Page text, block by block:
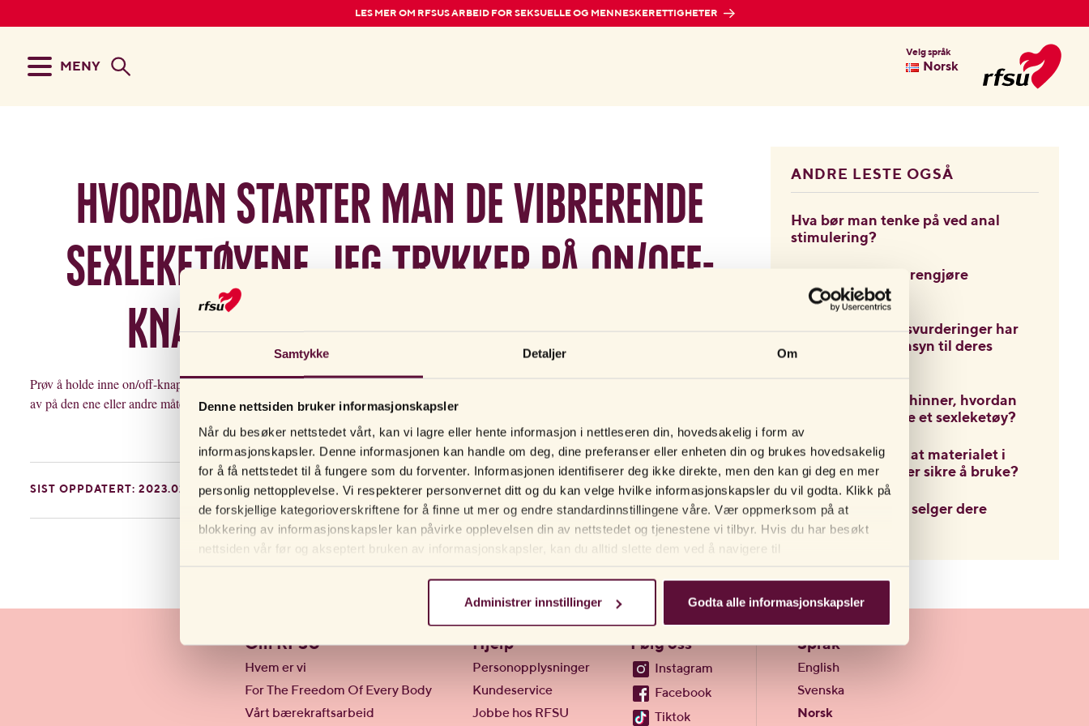
Samtykke Detaljer Om
Denne nettsiden bruker informasjonskapsler
Når du besøker nettstedet vårt, kan vi lagre eller hente informasjon i nettleseren din, hovedsakelig i form av
informasjonskapsler. Denne informasjonen kan handle om deg, dine preferanser eller enheten din og brukes hovedsakelig
for å få nettstedet til å fungere som du forventer. Informasjonen identifiserer deg ikke direkte, men den kan gi deg en mer
personlig nettopplevelse. Vi respekterer personvernet ditt og du kan velge hvilke informasjonskapsler du vil godta. Klikk på
de forskjellige kategorioverskriftene for å finne ut mer og endre standardinnstillingene våre. Vær oppmerksom på at
blokkering av informasjonskapsler kan påvirke opplevelsen din av nettstedet og tjenestene vi tilbyr. Hvis du har besøkt
nettsiden vår før og akseptert bruken av informasjonskapsler, kan du alltid slette dem ved å navigere til
Administrer innstillinger Godta alle informasjonskapsler
LES MER OM RFSUS ARBEID FOR SEKSUELLE OG MENNESKERETTIGHETER
MENY
Velg språk
Norsk
Hvordan starter man de vibrerende
sexleketøyene, jeg trykker på on/off-
knappen, men ingenting skjer.
Prøv å holde inne on/off-knappen i 2-3 sekunder, eller trykk rast -1 sekund. Gjør det samme når du skal sku av. Ulike sexleketøy skrus på og
av på den ene eller andre måten som dette. Om det fortsatt ikke fungerer kan det være at leketøyet må lades med den medfølgende kabelen.
SIST OPPDATERT: 2023.02.27
ANDRE LESTE OGSÅ
Hva bør man tenke på ved anal
stimulering?
Hvor ofte bør jeg rengjøre
sexleketøyene?
Hvilke bærekraftsvurderinger har
dere tatt med hensyn til deres
Jeg har tørre slimhinner, hvordan
kan jeg best bruke et sexleketøy?
Hvordan vet man at materialet i
deres sexleketøy er sikre å bruke?
I hvilke markeder selger dere
produkter?
Om RFSU
Hvem er vi
For The Freedom Of Every Body
Vårt bærekraftsarbeid
Hjelp
Personopplysninger
Kundeservice
Jobbe hos RFSU
Følg oss
Instagram
Facebook
Tiktok
Språk
English
Svenska
Norsk